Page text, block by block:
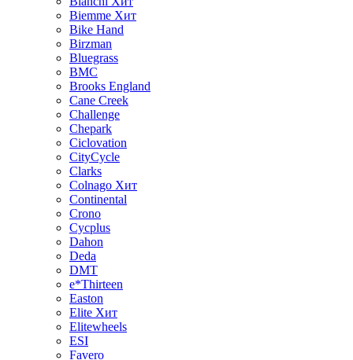
Biemme Хит
Bike Hand
Birzman
Bluegrass
BMC
Brooks England
Cane Creek
Challenge
Chepark
Ciclovation
CityCycle
Clarks
Colnago Хит
Continental
Crono
Cycplus
Dahon
Deda
DMT
e*Thirteen
Easton
Elite Хит
Elitewheels
ESI
Favero